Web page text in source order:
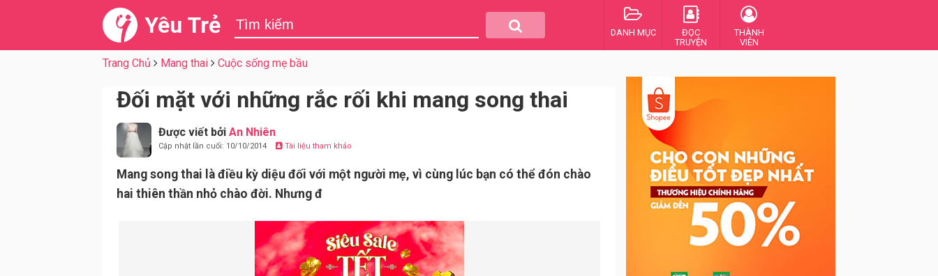
Yêu Trẻ DANH MỤC
ĐỌC
TRUYỆN
THÀNH
VIÊN
Trang Chủ Mang thai Cuộc sống mẹ bầu
Đối mặt với những rắc rối khi mang song thai
Được viết bởi An Nhiên
Cập nhật lần cuối: 10/10/2014 Tài liệu tham khảo
Mang song thai là điều kỳ diệu đối với một người mẹ, vì cùng lúc bạn có thể đón chào
hai thiên thần nhỏ chào đời. Nhưng đ